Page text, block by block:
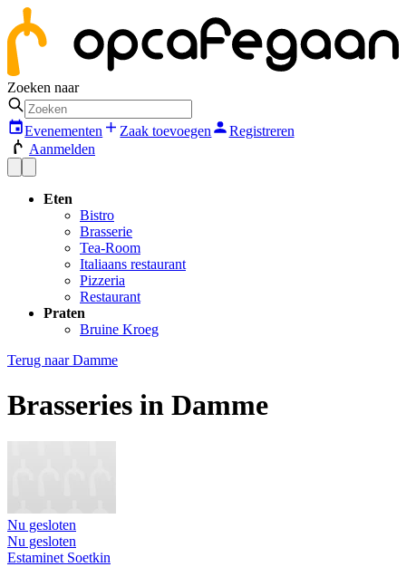
Zoeken naar
Evenementen Zaak toevoegen
Registreren
Aanmelden
Eten
Bistro
Brasserie
Tea-Room
Italiaans restaurant
Pizzeria
Restaurant
Praten
Bruine Kroeg
Terug naar Damme
Brasseries in Damme
Nu gesloten
Nu gesloten
Estaminet Soetkin